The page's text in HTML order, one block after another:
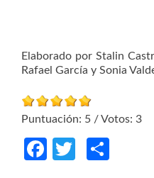
Elaborado por Stalin
Rafael García y Sonia
Puntuación: 5 / Votos: 3
Facebook
Twitter